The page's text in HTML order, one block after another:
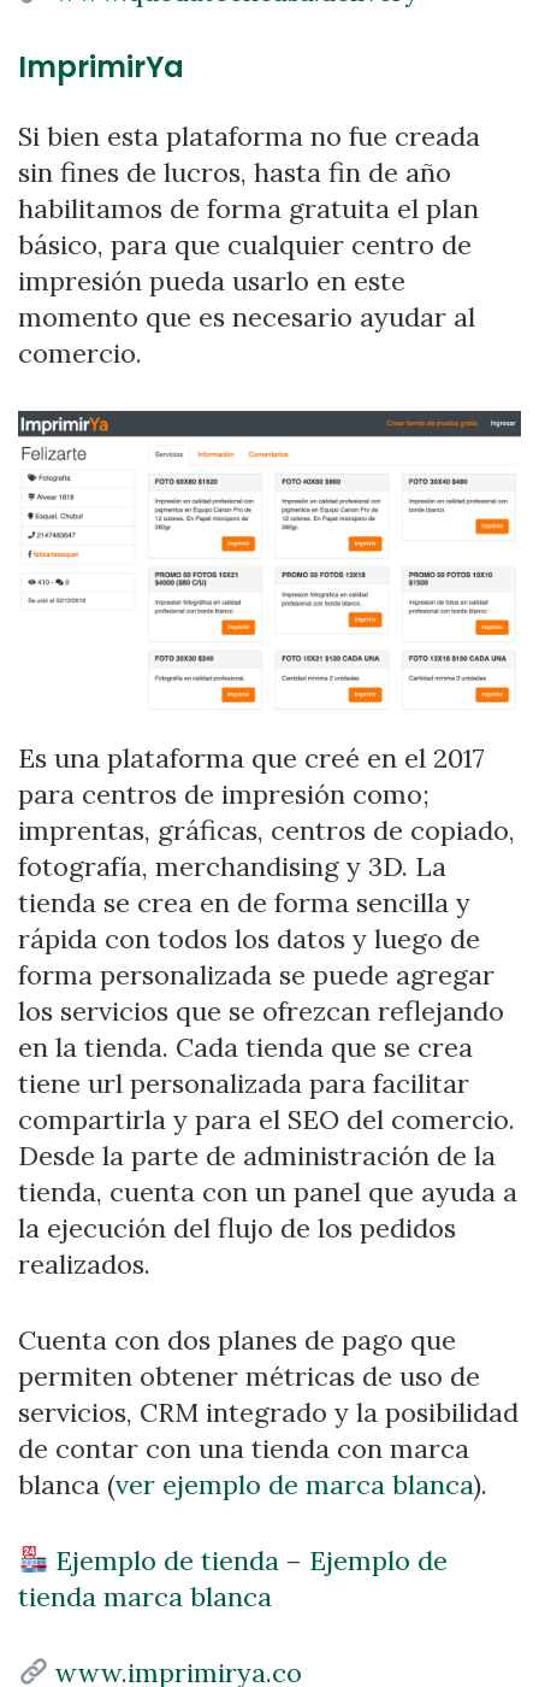
ImprimirYa
Si bien esta plataforma no fue creada
sin fines de lucros, hasta fin de año
habilitamos de forma gratuita el plan
básico, para que cualquier centro de
impresión pueda usarlo en este
momento que es necesario ayudar al
comercio.
Es una plataforma que creé en el 2017
para centros de impresión como;
imprentas, gráficas, centros de copiado,
fotografía, merchandising y 3D. La
tienda se crea en de forma sencilla y
rápida con todos los datos y luego de
forma personalizada se puede agregar
los servicios que se ofrezcan reflejando
en la tienda. Cada tienda que se crea
tiene url personalizada para facilitar
compartirla y para el SEO del comercio.
Desde la parte de administración de la
tienda, cuenta con un panel que ayuda a
la ejecución del flujo de los pedidos
realizados.
Cuenta con dos planes de pago que
permiten obtener métricas de uso de
servicios, CRM integrado y la posibilidad
de contar con una tienda con marca
blanca (ver ejemplo de marca blanca).
Ejemplo de tienda – Ejemplo de
tienda marca blanca
www.imprimirya.co